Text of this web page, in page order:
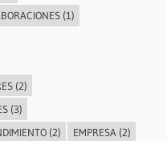
(1)
(2)
(3)
(2) EMPRESA (2)